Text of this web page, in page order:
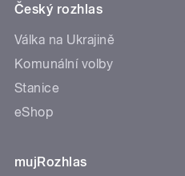
Český rozhlas
Válka na Ukrajině
Komunální volby
Stanice
eShop
mujRozhlas